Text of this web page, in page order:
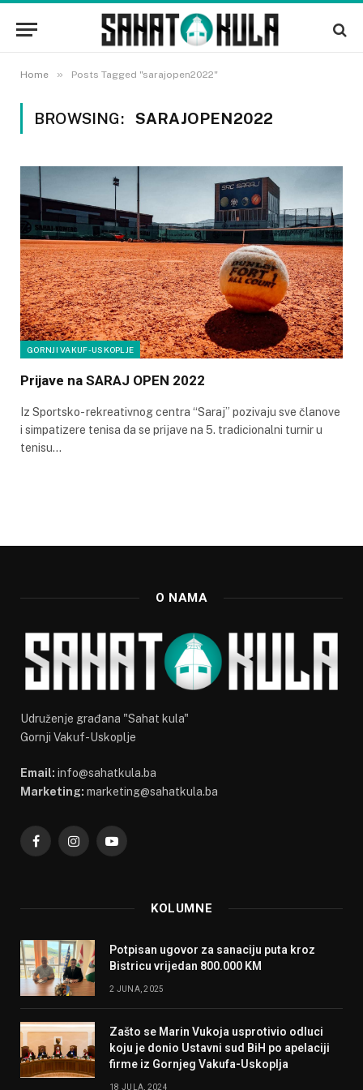
Home » Posts Tagged "sarajopen2022"
BROWSING: SARAJOPEN2022
GORNJI VAKUF-USKOPLJE
Prijave na SARAJ OPEN 2022
Iz Sportsko- rekreativnog centra “Saraj” pozivaju sve članove
i simpatizere tenisa da se prijave na 5. tradicionalni turnir u
tenisu…
O NAMA
Udruženje građana "Sahat kula"
Gornji Vakuf-Uskoplje
Email: info@sahatkula.ba
Marketing: marketing@sahatkula.ba
FacebookInstagramYouTube
KOLUMNE
Potpisan ugovor za sanaciju puta kroz
Bistricu vrijedan 800.000 KM
2 JUNA, 2025
Zašto se Marin Vukoja usprotivio odluci
koju je donio Ustavni sud BiH po apelaciji
firme iz Gornjeg Vakufa-Uskoplja
18 JULA, 2024